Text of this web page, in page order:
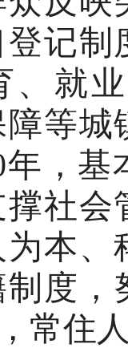
记制
、就
等城
年，
社
本、
度
常住